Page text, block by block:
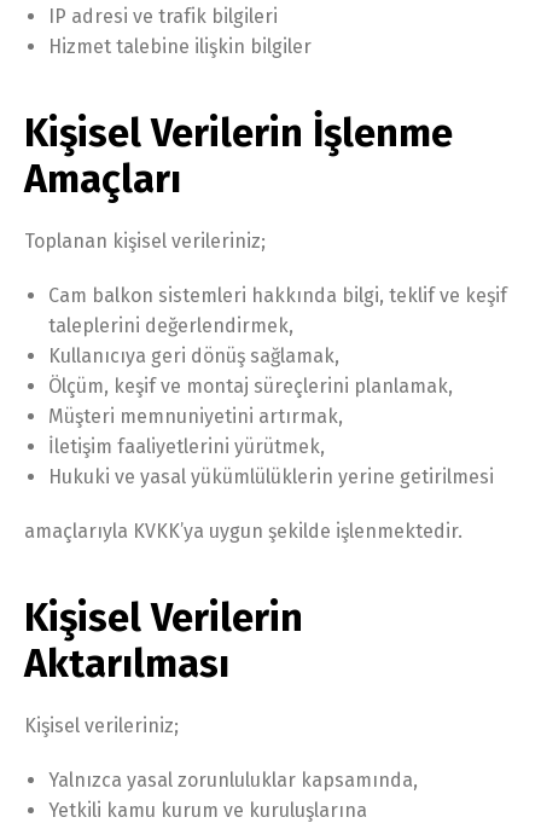
IP adresi ve trafik bilgileri
Hizmet talebine ilişkin bilgiler
Kişisel Verilerin İşlenme
Amaçları
Toplanan kişisel verileriniz;
Cam balkon sistemleri hakkında bilgi, teklif ve keşif
taleplerini değerlendirmek,
Kullanıcıya geri dönüş sağlamak,
Ölçüm, keşif ve montaj süreçlerini planlamak,
Müşteri memnuniyetini artırmak,
İletişim faaliyetlerini yürütmek,
Hukuki ve yasal yükümlülüklerin yerine getirilmesi
amaçlarıyla KVKK’ya uygun şekilde işlenmektedir.
Kişisel Verilerin
Aktarılması
Kişisel verileriniz;
Yalnızca yasal zorunluluklar kapsamında,
Yetkili kamu kurum ve kuruluşlarına